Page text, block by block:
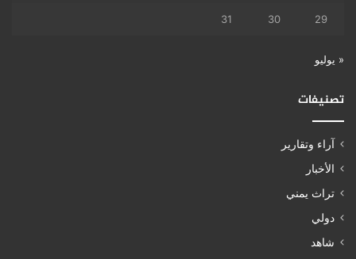
29
30
31
« يوليو
تصنيفات
آراء وتقارير
الأخبار
تراث يمني
دولي
شاهد